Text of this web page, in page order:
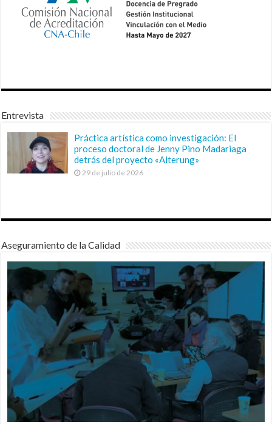
Entrevista
Práctica artística como investigación: El
proceso doctoral de Jenny Pino Madariaga
detrás del proyecto «Alterung»
29 de julio de 2026
Aseguramiento de la Calidad